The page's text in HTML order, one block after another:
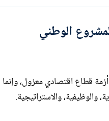
الوطني
أزمة قطاع اقتصادي معزول، وإنما
والوظيفية، والاستراتيجية.